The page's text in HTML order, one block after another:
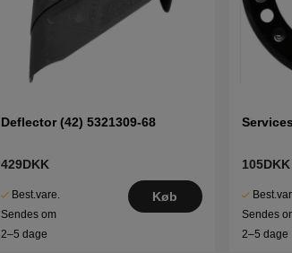
Deflector (42) 5321309-68
429DKK
Best.vare.
Sendes om
2–5 dage
Køb
105DKK
Sendes
2–5 dage